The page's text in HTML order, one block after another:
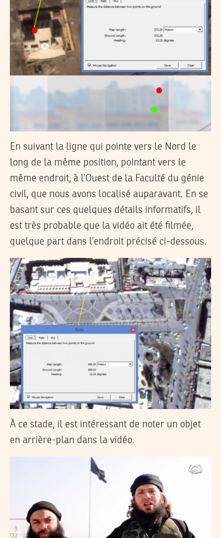
En suivant la ligne qui pointe vers le Nord le
long de la même position, pointant vers le
même endroit, à l’Ouest de la Faculté du génie
civil, que nous avons localisé auparavant. En se
basant sur ces quelques détails informatifs, il
est très probable que la vidéo ait été filmée,
quelque part dans l’endroit précisé ci-dessous.
À ce stade, il est intéressant de noter un objet
en arrière-plan dans la vidéo.